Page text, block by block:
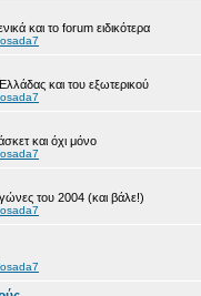
και το forum ειδικότερα
και του εξωτερικού
και όχι μόνο
του 2004 (και βάλε!)